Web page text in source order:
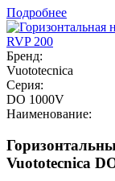
Подробнее
Бренд:
Vuototecnica
Серия:
DO 1000V
Наименование:
Vuototecnica